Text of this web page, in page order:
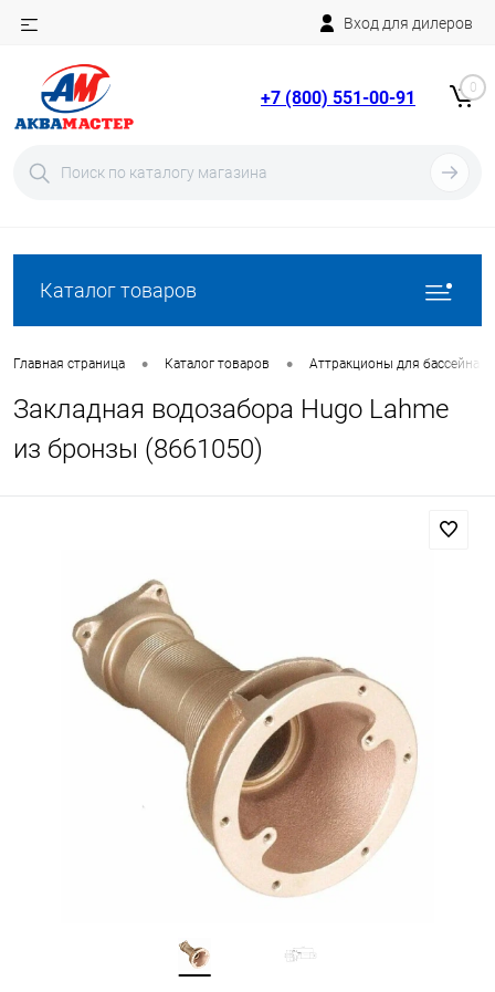
Вход для дилеров
+7 (800) 551-00-91 0
Каталог товаров
Главная страница • Каталог товаров • Аттракционы для бассейна
Закладная водозабора Hugo Lahme
из бронзы (8661050)